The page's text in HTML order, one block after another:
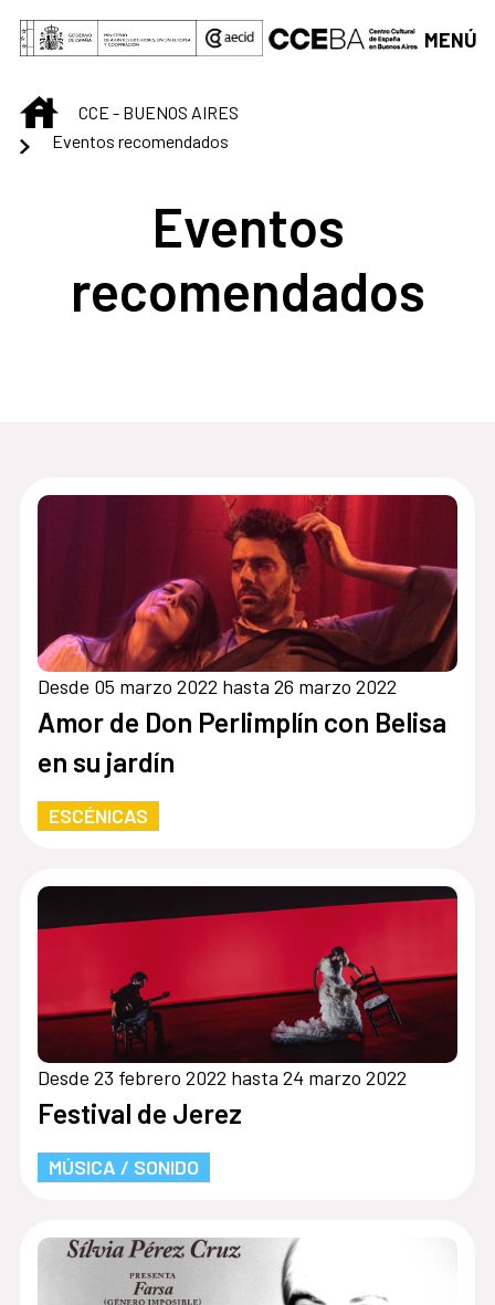
Saltar al contenido principal
MENÚ
INICIOCCE - BUENOS AIRES
Eventos recomendados
Eventos
recomendados
Desde 05 marzo 2022 hasta 26 marzo 2022
Amor de Don Perlimplín con Belisa
en su jardín
ESCÉNICAS
Desde 23 febrero 2022 hasta 24 marzo 2022
Festival de Jerez
MÚSICA / SONIDO